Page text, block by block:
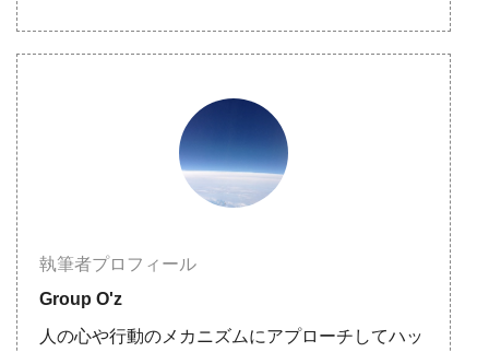
執筆者プロフィール
Group O'z
人の心や行動のメカニズムにアプローチしてハッ